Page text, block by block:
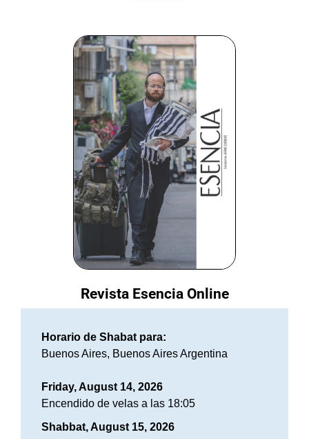
Revista Esencia Online
Horario de Shabat para:
Buenos Aires, Buenos Aires Argentina
Friday, August 14, 2026
Encendido de velas a las 18:05
Shabbat, August 15, 2026